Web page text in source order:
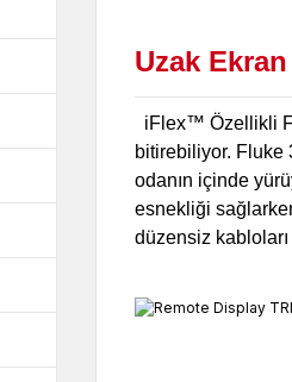
Uzak
iFlex™ Özellikli
bitirebiliyor. Fluke
odanın içinde
esnekliği
düzensiz